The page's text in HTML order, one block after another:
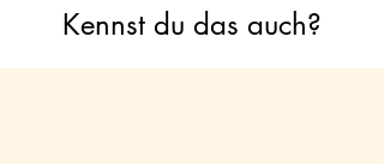
Kennst du das auch?